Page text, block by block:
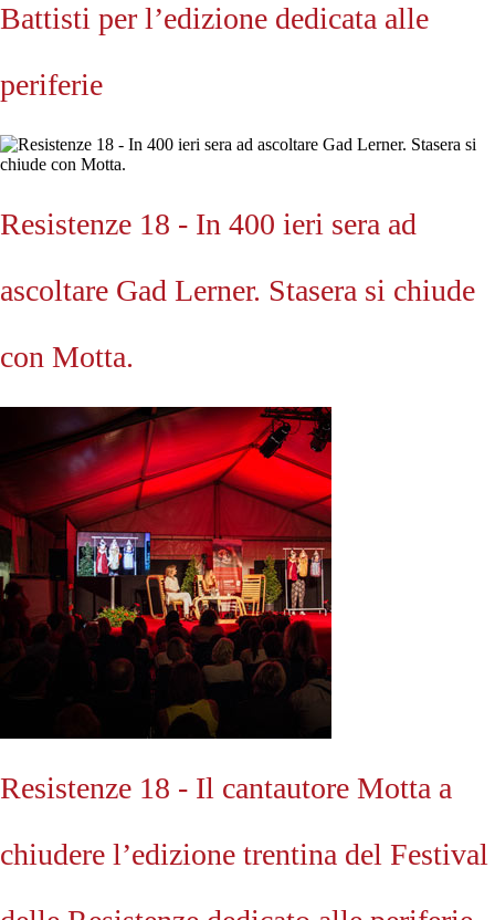
Battisti per l’edizione dedicata alle
periferie
Resistenze 18 - In 400 ieri sera ad
ascoltare Gad Lerner. Stasera si chiude
con Motta.
Resistenze 18 - Il cantautore Motta a
chiudere l’edizione trentina del Festival